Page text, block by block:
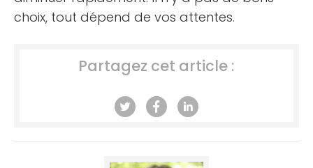
choix, tout dépend de vos attentes.
Partagez cet article :